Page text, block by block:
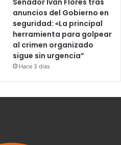
Senador Iván Flores tras
anuncios del Gobierno en
seguridad: «La principal
herramienta para golpear
al crimen organizado
sigue sin urgencia”
Hace 3 días